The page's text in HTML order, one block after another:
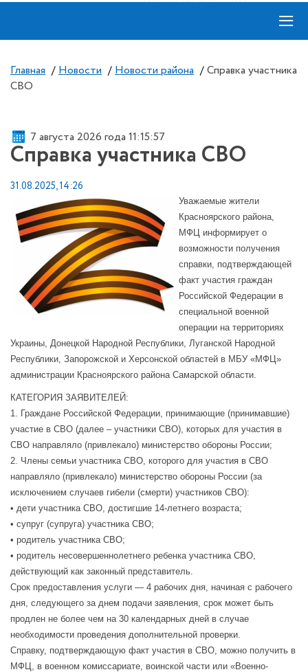
≡
Главная / Новости / Новости района / Справка участника
СВО
7 августа 2026 года 11:15:57
Справка участника СВО
31.08.2025, 14:26
Уважаемые жители
Красноярского района,
МФЦ информирует о
возможности получения
справки, подтверждающей
факт участия граждан
Российской Федерации в
специальной военной
операции на территориях
Украины, Донецкой Народной Республики, Луганской Народной
Республики, Запорожской и Херсонской областей в МБУ «МФЦ»
администрации Красноярского района Самарской области.
КАТЕГОРИЯ ЗАЯВИТЕЛЕЙ:
1. Граждане Российской Федерации, принимающие (принимавшие)
участие в СВО (далее – участники СВО), которых для участия в
СВО направляло (привлекало) министерство обороны России;
2. Члены семьи участника СВО, которого для участия в СВО
направляло (привлекало) министерство обороны России (за
исключением случаев гибели (смерти) участников СВО):
• дети участника СВО, достигшие 14-летнего возраста;
• супруг (супруга) участника СВО;
• родитель участника СВО;
• родитель несовершеннолетнего ребенка участника СВО,
действующий как законный представитель.
Срок предоставления услуги — 4 рабочих дня, начиная с рабочего
дня, следующего за днем подачи заявления, срок может быть
продлен не более чем на 30 календарных дней в случае
необходимости проведения дополнительной проверки.
Справку, подтверждающую факт участия в СВО, можно получить в
МФЦ, в военном комиссариате, воинской части или «Военно-